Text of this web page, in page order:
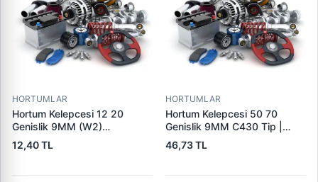
HORTUMLAR
Hortum Kelepcesi 12 20
Genislik 9MM (W2)
Paslanmaz Celik | USTUN
CH12
12,40 TL
HORTUMLAR
Hortum Kelepcesi 50 70
Genislik 9MM C430 Tip |
ERBI C430 50-70
46,73 TL